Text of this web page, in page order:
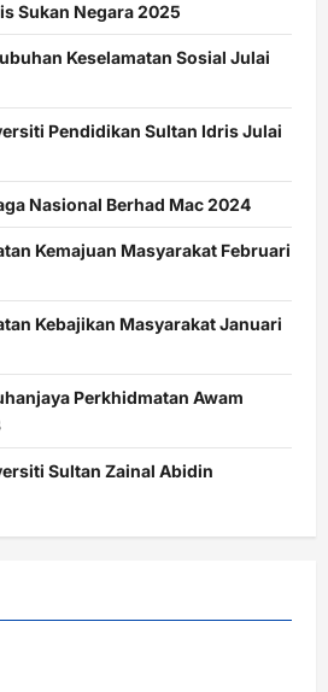
Sukan Negara 2025
Keselamatan Sosial Julai
Pendidikan Sultan Idris Julai
Nasional Berhad Mac 2024
Kemajuan Masyarakat Februari
Kebajikan Masyarakat Januari
Perkhidmatan Awam
Sultan Zainal Abidin